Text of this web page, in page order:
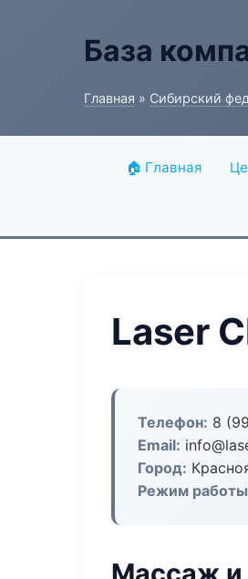
База
Главная » Сибирский
🏠 Главная
Laser
Телефон: 8
Email:
Город:
Режим